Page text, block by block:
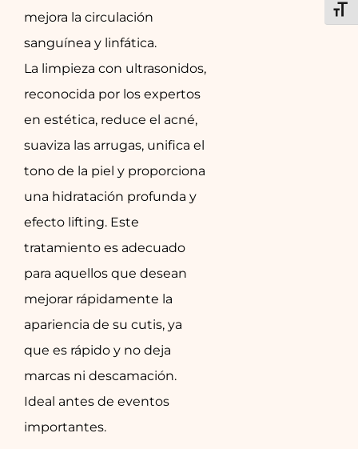
mejora la circulación
sanguínea y linfática.
La limpieza con ultrasonidos,
reconocida por los expertos
en estética, reduce el acné,
suaviza las arrugas, unifica el
tono de la piel y proporciona
una hidratación profunda y
efecto lifting. Este
tratamiento es adecuado
para aquellos que desean
mejorar rápidamente la
apariencia de su cutis, ya
que es rápido y no deja
marcas ni descamación.
Ideal antes de eventos
importantes.